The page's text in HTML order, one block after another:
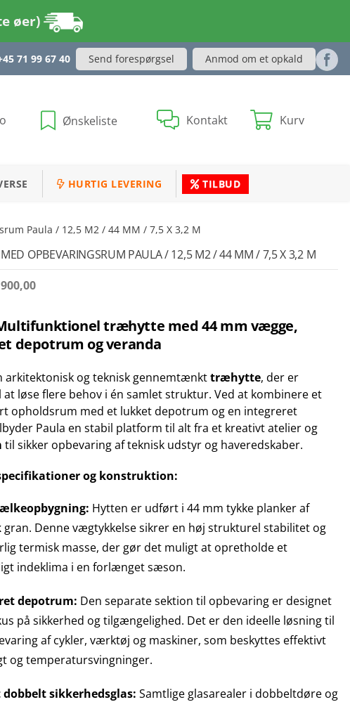
øer)
71 99 67 40 Send forespørgsel Anmod om et opkald
Ønskeliste Kontakt Kurv
HURTIG LEVERING TILBUD
Paula / 12,5 M2 / 44 MM / 7,5 X 3,2 M
OPBEVARINGSRUM PAULA / 12,5 M2 / 44 MM / 7,5 X 3,2 M
træhytte med 44 mm vægge,
depotrum og veranda
arkitektonisk og teknisk gennemtænkttræhytte, der er
at løse flere behov i én samlet struktur. Ved at kombinere et
opholdsrum med et lukket depotrum og en integreret
Paula en stabil platform til alt fra et kreativt atelier og
til sikker opbevaring af teknisk udstyr og haveredskaber.
og konstruktion:
Hytten er udført i 44 mm tykke planker af
gran. Denne vægtykkelse sikrer en høj strukturel stabilitet og
termisk masse, der gør det muligt at opretholde et
indeklima i en forlænget sæson.
depotrum: Den separate sektion til opbevaring er designet
på sikkerhed og tilgængelighed. Det er den ideelle løsning til
af cykler, værktøj og maskiner, som beskyttes effektivt
og temperatursvingninger.
sikkerhedsglas: Samtlige glasarealer i dobbeltdøre og